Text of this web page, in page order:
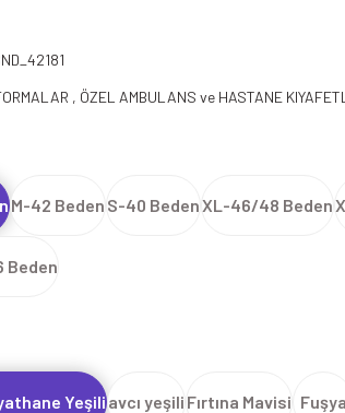
, ÖZEL AMBULANS ve HASTANE
M-42 Beden S-40 BedenXL-46/48 Beden
Beden
Yeşili avcı yeşili Fırtına Mavisi Fuşya